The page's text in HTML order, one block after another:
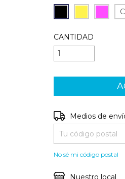
CANTIDAD
Entregas para el CP:
Medios de
No sé mi código postal
Nuestro local